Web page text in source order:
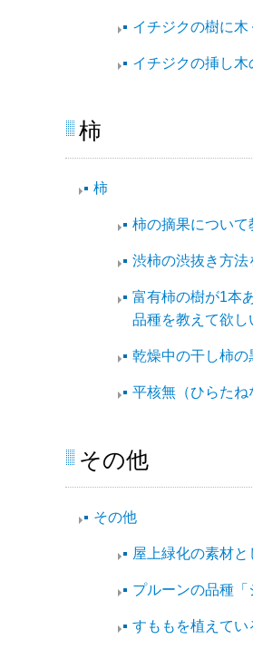
イチジクの樹に
イチジクの挿し木
柿​
柿​
柿の摘果について
渋柿の渋抜き方法
富有柿の樹が1本
品種を教えて欲し
乾燥中の干し柿の
平核無（ひらたね
その他
その他​
屋上緑化の素材
プルーンの品種「
すももを植えてい